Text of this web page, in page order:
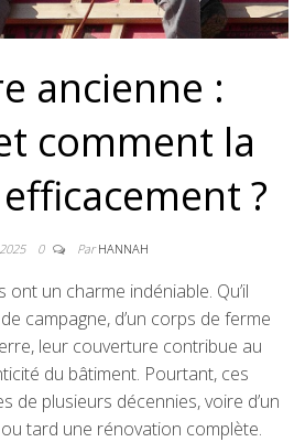
ancienne :
comment la
?
0 ParHANNAH
un charme indéniable. Qu’il
campagne, d’un corps de ferme
leur couverture contribue au
du bâtiment. Pourtant, ces
de plusieurs décennies, voire d’un
tard une rénovation complète.